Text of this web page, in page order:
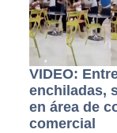
VIDEO:
enchiladas,
en área de
comercial